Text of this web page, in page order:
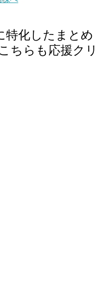
特化したまとめ
ちらも応援クリ